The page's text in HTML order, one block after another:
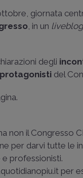
giornata
, in un
degli
del
non il Congresso
per darvi tutte le
professionisti.
per